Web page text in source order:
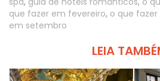
que fazer em fevereiro, o que
em setembro
LEIA